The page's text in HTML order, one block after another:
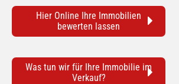
Hier Online Ihre Immobilien
bewerten lassen
Was tun wir für Ihre Immobilie im
Verkauf?